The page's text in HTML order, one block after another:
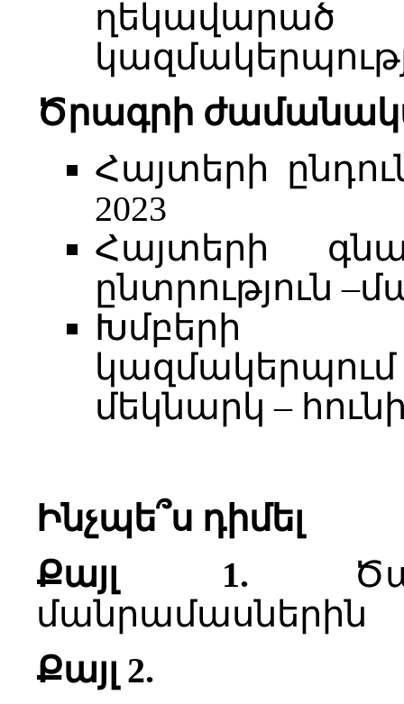
Ծրագրի
Հայտերի
2023
Հայտերի
ընտրություն
Խմբերի
մեկնարկ –
Ինչպե՞ս դիմել
Քայլ 1.
մանրամասներին
Քայլ 2.